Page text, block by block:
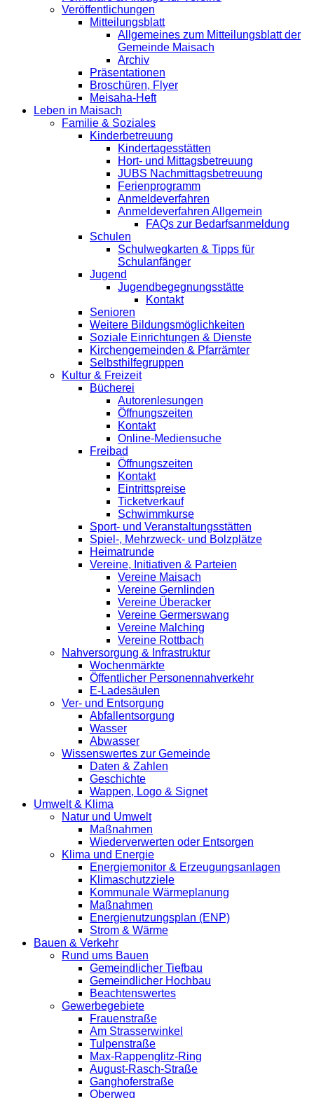
Veröffentlichungen
Mitteilungsblatt
Allgemeines zum Mitteilungsblatt der
Gemeinde Maisach
Archiv
Präsentationen
Broschüren, Flyer
Meisaha-Heft
Leben in Maisach
Familie & Soziales
Kinderbetreuung
Kindertagesstätten
Hort- und Mittagsbetreuung
JUBS Nachmittagsbetreuung
Ferienprogramm
Anmeldeverfahren
Anmeldeverfahren Allgemein
FAQs zur Bedarfsanmeldung
Schulen
Schulwegkarten & Tipps für
Schulanfänger
Jugend
Jugendbegegnungsstätte
Kontakt
Senioren
Weitere Bildungsmöglichkeiten
Soziale Einrichtungen & Dienste
Kirchengemeinden & Pfarrämter
Selbsthilfegruppen
Kultur & Freizeit
Bücherei
Autorenlesungen
Öffnungszeiten
Kontakt
Online-Mediensuche
Freibad
Öffnungszeiten
Kontakt
Eintrittspreise
Ticketverkauf
Schwimmkurse
Sport- und Veranstaltungsstätten
Spiel-, Mehrzweck- und Bolzplätze
Heimatrunde
Vereine, Initiativen & Parteien
Vereine Maisach
Vereine Gernlinden
Vereine Überacker
Vereine Germerswang
Vereine Malching
Vereine Rottbach
Nahversorgung & Infrastruktur
Wochenmärkte
Öffentlicher Personennahverkehr
E-Ladesäulen
Ver- und Entsorgung
Abfallentsorgung
Wasser
Abwasser
Wissenswertes zur Gemeinde
Daten & Zahlen
Geschichte
Wappen, Logo & Signet
Umwelt & Klima
Natur und Umwelt
Maßnahmen
Wiederverwerten oder Entsorgen
Klima und Energie
Energiemonitor & Erzeugungsanlagen
Klimaschutzziele
Kommunale Wärmeplanung
Maßnahmen
Energienutzungsplan (ENP)
Strom & Wärme
Bauen & Verkehr
Rund ums Bauen
Gemeindlicher Tiefbau
Gemeindlicher Hochbau
Beachtenswertes
Gewerbegebiete
Frauenstraße
Am Strasserwinkel
Tulpenstraße
Max-Rappenglitz-Ring
August-Rasch-Straße
Ganghoferstraße
Oberweg